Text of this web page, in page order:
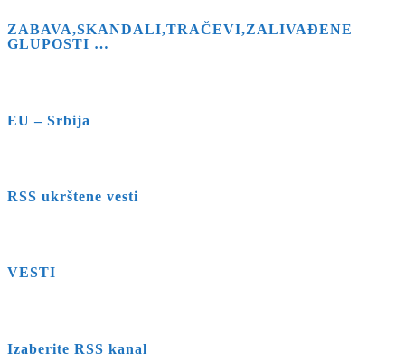
ZABAVA,SKANDALI,TRAČEVI,ZALIVAĐENE
GLUPOSTI …
EU – Srbija
RSS ukrštene vesti
VESTI
Izaberite RSS kanal